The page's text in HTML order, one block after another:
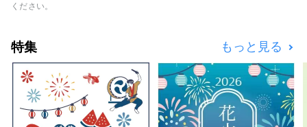
海外のお客様にも神津島の本当の良さを知って
もらい、島の人と仲良くなるきっかけづくりを
目指しています。
ください。
特集 もっと見る